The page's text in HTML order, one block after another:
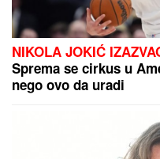
"ILIJAN UŽIVA KAO
RUKU"Ceca
Anastasiji: "Odlično
spomenula i novi